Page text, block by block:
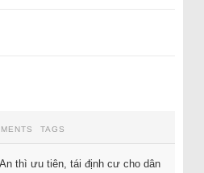
TAGS
thì ưu tiên, tái định cư cho dân